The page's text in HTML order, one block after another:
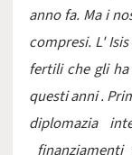
anno fa. Ma i
compresi. L'
fertili che gli
questi anni .
diplomazia